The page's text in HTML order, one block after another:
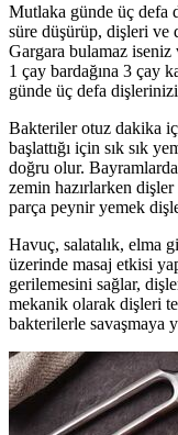
Mutlaka günde üç defa
süre düşürüp, dişleri ve
Gargara bulamaz iseniz
1 çay bardağına 3 çay
günde üç defa
Bakteriler otuz dakika
başlattığı için sık sık
doğru olur.
zemin hazırlarken
parça peynir yemek
Havuç, salatalık, elma
üzerinde masaj etkisi
gerilemesini sağlar,
mekanik olarak dişleri
bakterilerle savaşmaya